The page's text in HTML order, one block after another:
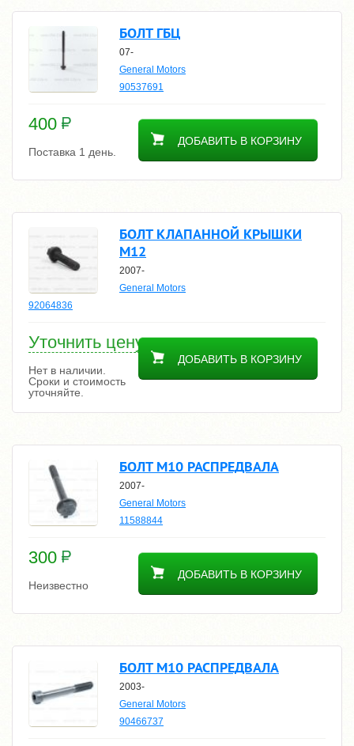
БОЛТ ГБЦ
07-
General Motors
90537691
400
ДОБАВИТЬ В КОРЗИНУ
Поставка 1 день.
БОЛТ КЛАПАННОЙ КРЫШКИ
M12
2007-
General Motors
92064836
Уточнить цену
ДОБАВИТЬ В КОРЗИНУ
Нет в наличии.
Сроки и стоимость
уточняйте.
БОЛТ М10 РАСПРЕДВАЛА
2007-
General Motors
11588844
300
ДОБАВИТЬ В КОРЗИНУ
Неизвестно
БОЛТ М10 РАСПРЕДВАЛА
2003-
General Motors
90466737